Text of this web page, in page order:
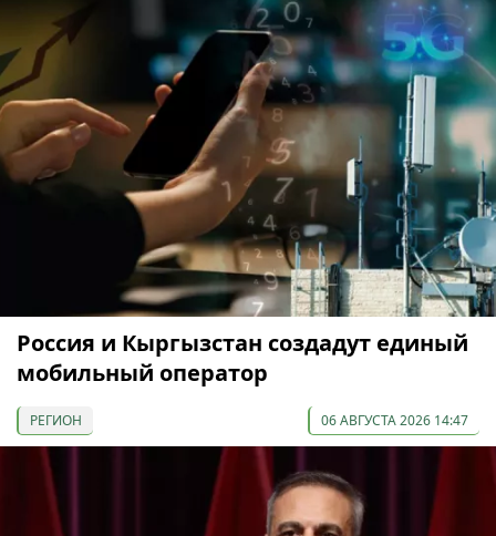
Россия и Кыргызстан создадут единый
мобильный оператор
РЕГИОН 06 АВГУСТА 2026 14:47